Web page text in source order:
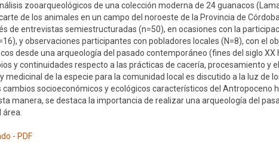
zooarqueológicos de una colección moderna de 24 guanacos
de los animales en un campo del noroeste de la Provincia de
de entrevistas semiestructuradas (n=50), en ocasiones con la
y observaciones participantes con pobladores locales (N=8), con el
desde una arqueología del pasado contemporáneo (fines del siglo
y continuidades respecto a las prácticas de cacería, procesamiento y
medicinal de la especie para la comunidad local es discutido a la luz de
cambios socioeconómicos y ecológicos característicos del Antropoceno
manera, se destaca la importancia de realizar una arqueología del
- PDF